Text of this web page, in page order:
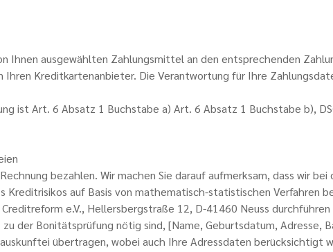
Ihnen ausgewählten Zahlungsmittel an den entsprechenden
Kreditkartenanbieter. Die Verantwortung für Ihre
ist Art. 6 Absatz 1 Buchstabe a) Art. 6 Absatz 1 Buchstabe b),
bezahlen. Wir machen Sie darauf aufmerksam, dass wir bei
auf Basis von mathematisch-statistischen Verfahren
e.V., Hellersbergstraße 12, D-41460 Neuss durchführen
der Bonitätsprüfung nötig sind, [Name, Geburtsdatum, Adresse,
übertragen, wobei auch Ihre Adressdaten berücksichtigt